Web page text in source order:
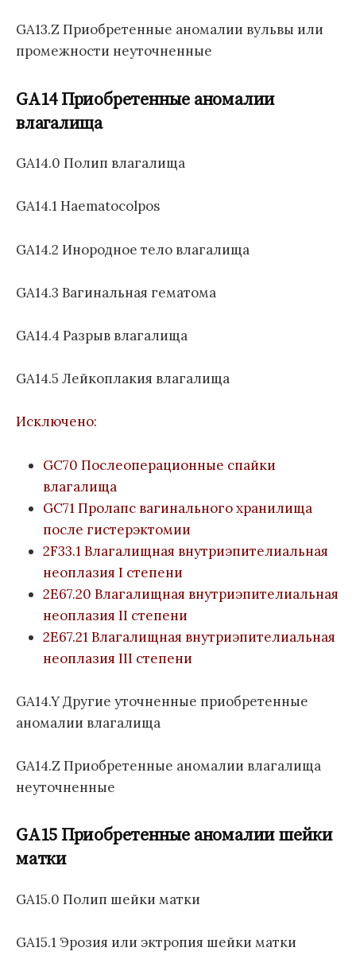
GA13.Z Приобретенные аномалии вульвы или
промежности неуточненные
GA14 Приобретенные аномалии
влагалища
GA14.0 Полип влагалища
GA14.1 Haematocolpos
GA14.2 Инородное тело влагалища
GA14.3 Вагинальная гематома
GA14.4 Разрыв влагалища
GA14.5 Лейкоплакия влагалища
Исключено:
GC70 Послеоперационные спайки
влагалища
GC71 Пролапс вагинального хранилища
после гистерэктомии
2F33.1 Влагалищная внутриэпителиальная
неоплазия I степени
2E67.20 Влагалищная внутриэпителиальная
неоплазия II степени
2E67.21 Влагалищная внутриэпителиальная
неоплазия III степени
GA14.Y Другие уточненные приобретенные
аномалии влагалища
GA14.Z Приобретенные аномалии влагалища
неуточненные
GA15 Приобретенные аномалии шейки
матки
GA15.0 Полип шейки матки
GA15.1 Эрозия или эктропия шейки матки